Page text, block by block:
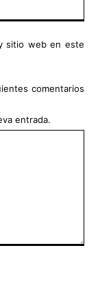
sitio web en este
comentarios
entrada.